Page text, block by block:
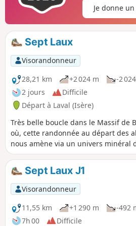
Je donne
Sept Laux
Visorandonneur
28,21 km
+2 024 m
-2
2 jours
Difficile
Départ à Laval (Isère)
Très belle boucle dans le Massif de
où, cette randonnée au départ des
nous amène via un univers minéral
écrin de plénitude aux abords des
(Sept Lacs). Le retour, en balcon ou
vallons sauvages, permet de faire le
massif d'Allevard.
Sept Laux J1
Visorandonneur
11,55 km
+1 290 m
-492
7h 00
Difficile